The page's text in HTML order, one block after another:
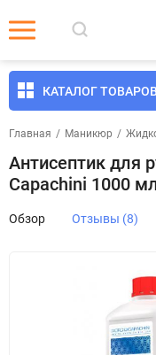
КАТАЛОГ ТОВАРОВ
Главная / Маникюр /
Антисептик для
Capachini 1000
Обзор Отзывы (8)